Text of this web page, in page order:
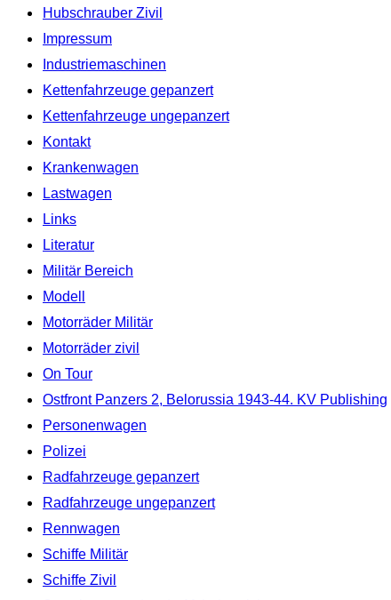
Hubschrauber Zivil
Impressum
Industriemaschinen
Kettenfahrzeuge gepanzert
Kettenfahrzeuge ungepanzert
Kontakt
Krankenwagen
Lastwagen
Links
Literatur
Militär Bereich
Modell
Motorräder Militär
Motorräder zivil
On Tour
Ostfront Panzers 2, Belorussia 1943-44. KV Publishing
Personenwagen
Polizei
Radfahrzeuge gepanzert
Radfahrzeuge ungepanzert
Rennwagen
Schiffe Militär
Schiffe Zivil